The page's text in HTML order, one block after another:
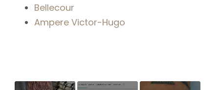
Bellecour
Ampere Victor-Hugo